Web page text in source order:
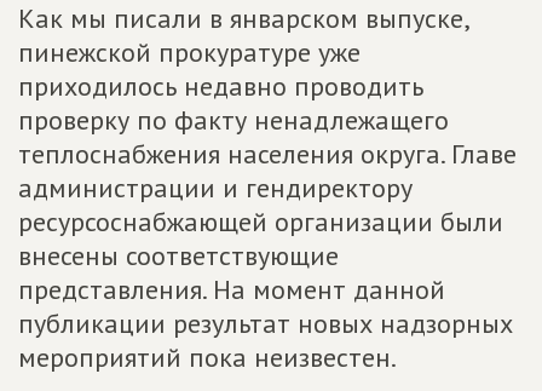
Как мы писали в январском выпуске,
пинежской прокуратуре уже
приходилось недавно проводить
проверку по факту ненадлежащего
теплоснабжения населения округа. Главе
администрации и гендиректору
ресурсоснабжающей организации были
внесены соответствующие
представления. На момент данной
публикации результат новых надзорных
мероприятий пока неизвестен.